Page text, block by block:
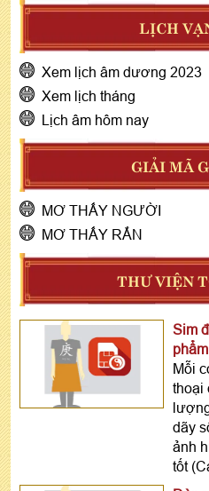
LỊCH
Xem lịch âm dương 2023
Xem lịch tháng
Lịch âm hôm nay
GIẢI MÃ
MƠ THẤY NGƯỜI
MƠ THẤY RẮN
THƯ VIỆN
Sim
Mỗi
thoại
dãy
ảnh
tốt